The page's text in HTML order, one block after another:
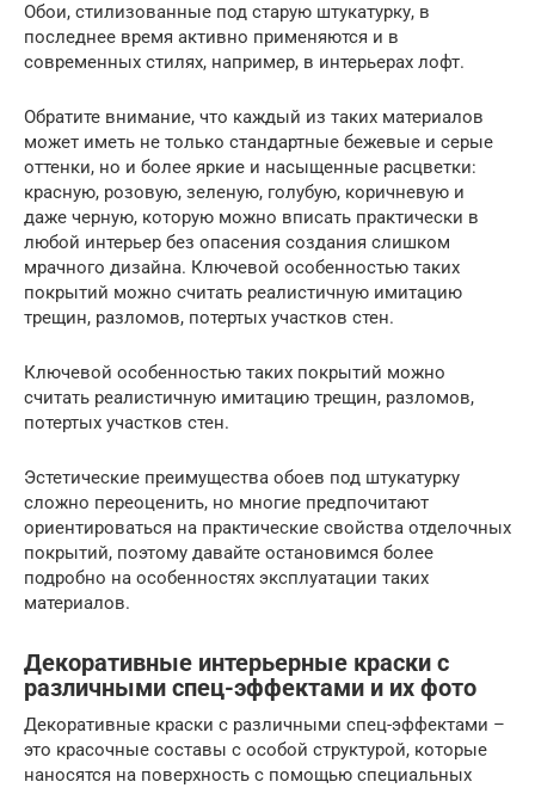
Обои, стилизованные под старую штукатурку, в
последнее время активно применяются и в
современных стилях, например, в интерьерах лофт.
Обратите внимание, что каждый из таких материалов
может иметь не только стандартные бежевые и серые
оттенки, но и более яркие и насыщенные расцветки:
красную, розовую, зеленую, голубую, коричневую и
даже черную, которую можно вписать практически в
любой интерьер без опасения создания слишком
мрачного дизайна. Ключевой особенностью таких
покрытий можно считать реалистичную имитацию
трещин, разломов, потертых участков стен.
Ключевой особенностью таких покрытий можно
считать реалистичную имитацию трещин, разломов,
потертых участков стен.
Эстетические преимущества обоев под штукатурку
сложно переоценить, но многие предпочитают
ориентироваться на практические свойства отделочных
покрытий, поэтому давайте остановимся более
подробно на особенностях эксплуатации таких
материалов.
Декоративные интерьерные краски с
различными спец-эффектами и их фото
Декоративные краски с различными спец-эффектами –
это красочные составы с особой структурой, которые
наносятся на поверхность с помощью специальных